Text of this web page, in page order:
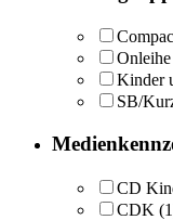
Onleihe
Kinder
SB/
CD
CDK